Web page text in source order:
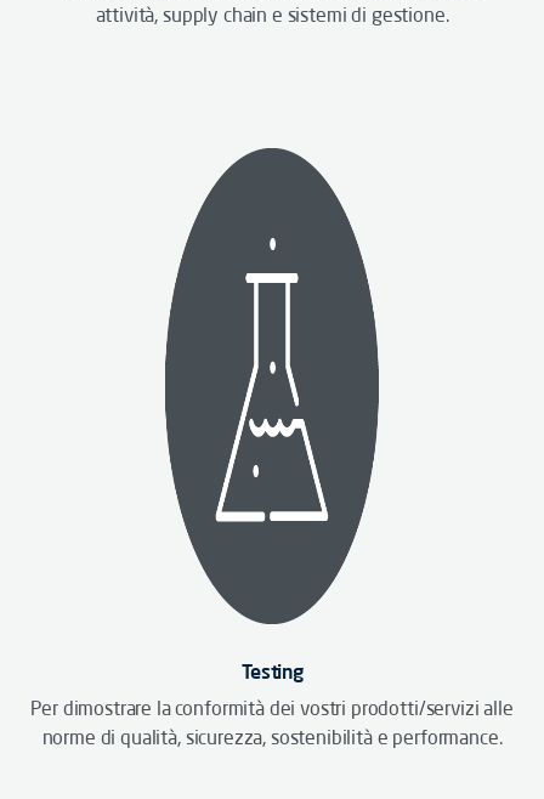
attività, supply chain e sistemi di gestione.
Testing
Per dimostrare la conformità dei vostri prodotti/servizi alle
norme di qualità, sicurezza, sostenibilità e performance.